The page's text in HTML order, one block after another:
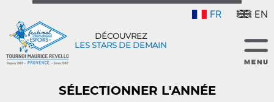
FR EN
DÉCOUVREZ
LES STARS DE DEMAIN
SÉLECTIONNER L'ANNÉE